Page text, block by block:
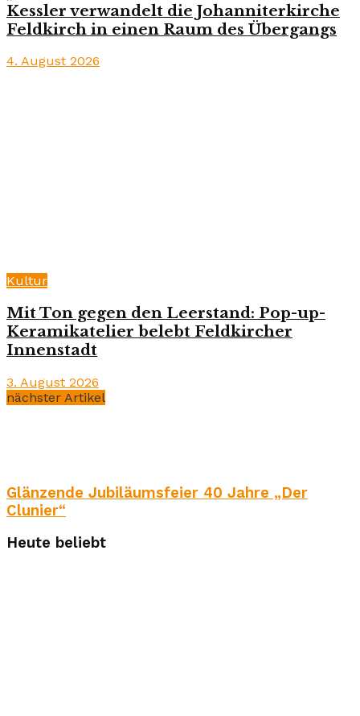
Kessler verwandelt die Johanniterkirche
Feldkirch in einen Raum des Übergangs
4. August 2026
Kultur
Mit Ton gegen den Leerstand: Pop-up-
Keramikatelier belebt Feldkircher
Innenstadt
3. August 2026
nächster Artikel
Glänzende Jubiläumsfeier 40 Jahre „Der
Clunier“
Heute beliebt